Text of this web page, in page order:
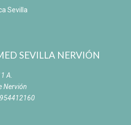
Sevilla
SEVILLA NERVIÓN
A.
Nervión